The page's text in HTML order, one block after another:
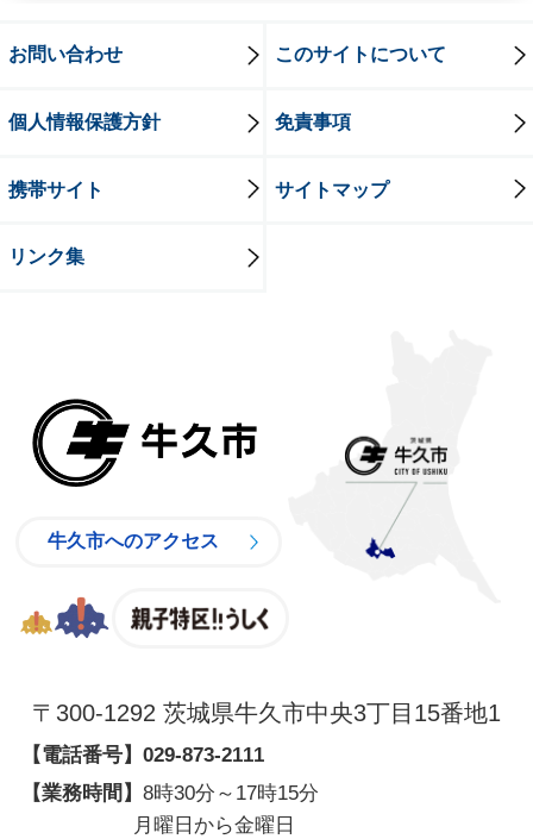
お問い合わせ このサイトについて
個人情報保護方針 免責事項
携帯サイト サイトマップ
リンク集
牛久市へのアクセス
〒300-1292 茨城県牛久市中央3丁目15番地1
【電話番号】 029-873-2111
【業務時間】 8時30分～17時15分
月曜日から金曜日